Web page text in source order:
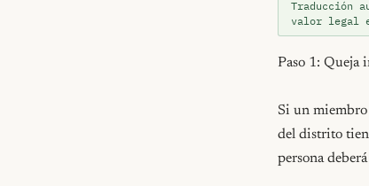
Traducción
valor legal
Paso 1: Queja
Si un miembro
del distrito
persona